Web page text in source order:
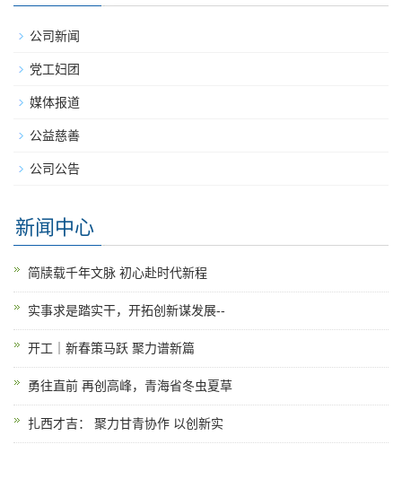
公司新闻
党工妇团
媒体报道
公益慈善
公司公告
新闻中心
简牍载千年文脉 初心赴时代新程
实事求是踏实干，开拓创新谋发展--
开工｜新春策马跃 聚力谱新篇
勇往直前 再创高峰，青海省冬虫夏草
扎西才吉： 聚力甘青协作 以创新实